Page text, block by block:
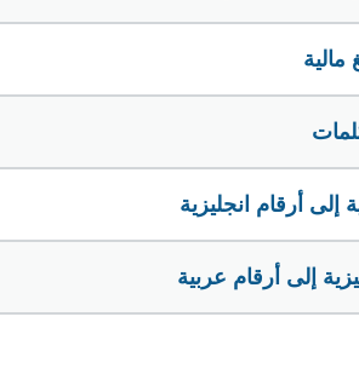
إلى أرقام انجليزية
إلى أرقام عربية